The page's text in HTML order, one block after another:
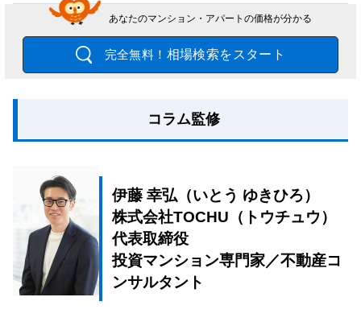
あなたのマンション・アパートの価格が分かる
完全無料！ 相場検索をスタート
コラム監修
伊藤 幸弘（いとう ゆきひろ）
株式会社TOCHU（トウチュウ）
代表取締役
投資マンション専門家／不動産コ
ンサルタント